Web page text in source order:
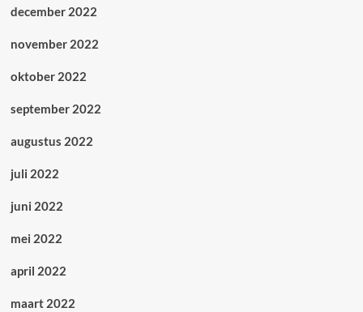
december 2022
november 2022
oktober 2022
september 2022
augustus 2022
juli 2022
juni 2022
mei 2022
april 2022
maart 2022